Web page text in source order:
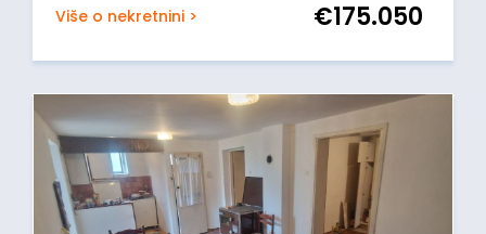
Više o nekretnini > €175.050